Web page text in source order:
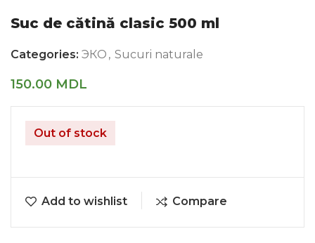
Suc de cătină clasic 500 ml
Categories: ЭКО , Sucuri naturale
150.00 MDL
Out of stock
Add to wishlist Compare